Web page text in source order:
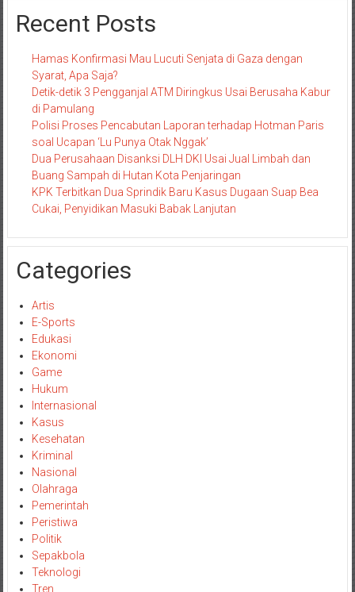
Recent Posts
Hamas Konfirmasi Mau Lucuti Senjata di Gaza dengan
Syarat, Apa Saja?
Detik-detik 3 Pengganjal ATM Diringkus Usai Berusaha Kabur
di Pamulang
Polisi Proses Pencabutan Laporan terhadap Hotman Paris
soal Ucapan ‘Lu Punya Otak Nggak’
Dua Perusahaan Disanksi DLH DKI Usai Jual Limbah dan
Buang Sampah di Hutan Kota Penjaringan
KPK Terbitkan Dua Sprindik Baru Kasus Dugaan Suap Bea
Cukai, Penyidikan Masuki Babak Lanjutan
Categories
Artis
E-Sports
Edukasi
Ekonomi
Game
Hukum
Internasional
Kasus
Kesehatan
Kriminal
Nasional
Olahraga
Pemerintah
Peristiwa
Politik
Sepakbola
Teknologi
Tren